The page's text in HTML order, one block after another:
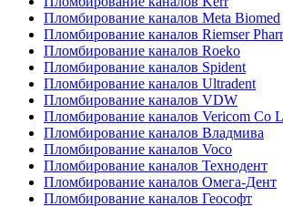
Пломбирование каналов Meta Biomed
Пломбирование каналов Riemser
Пломбирование каналов Roeko
Пломбирование каналов Spident
Пломбирование каналов Ultradent
Пломбирование каналов VDW
Пломбирование каналов Vericom Co
Пломбирование каналов Владмива
Пломбирование каналов Voco
Пломбирование каналов Технодент
Пломбирование каналов Омега-Дент
Пломбирование каналов Геософт